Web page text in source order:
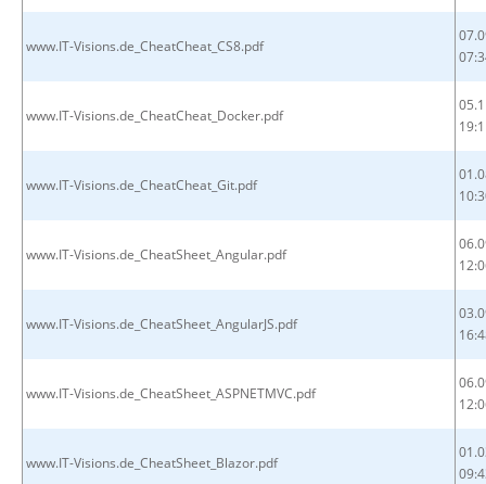
www.IT-Visions.de_CheatCheat_CS8.pdf
www.IT-Visions.de_CheatCheat_Docker.pdf
www.IT-Visions.de_CheatCheat_Git.pdf
www.IT-Visions.de_CheatSheet_Angular.pdf
www.IT-Visions.de_CheatSheet_AngularJS.pdf
www.IT-Visions.de_CheatSheet_ASPNETMVC.pdf
www.IT-Visions.de_CheatSheet_Blazor.pdf